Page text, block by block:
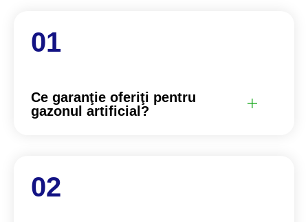
Ce garanţie oferiţi pentru
gazonul artificial?